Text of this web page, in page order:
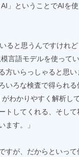
」ということでAIを
ると思うんですけれど
言語モデルを使ってい
いらっしゃると思い
いろな検査で得られる
わかりやすく解析し
トしてくれる、そして
ます。」
すが、だからといって